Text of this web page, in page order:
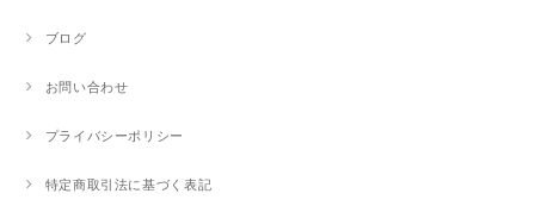
ブログ
お問い合わせ
プライバシーポリシー
特定商取引法に基づく表記